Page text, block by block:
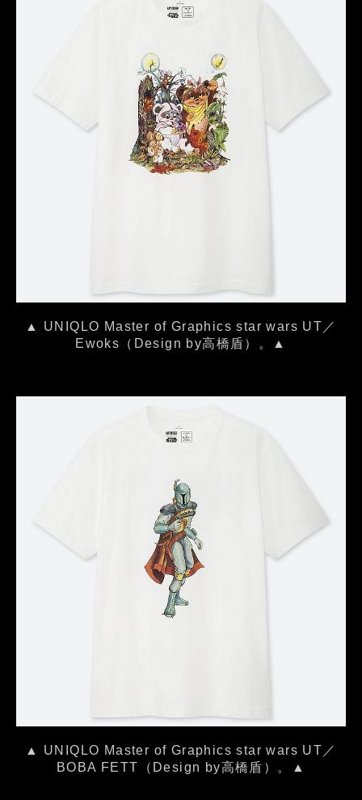
▲ UNIQLO Master of Graphics star wars UT／
Ewoks（Design by高橋盾）。▲
▲ UNIQLO Master of Graphics star wars UT／
BOBA FETT（Design by高橋盾）。▲